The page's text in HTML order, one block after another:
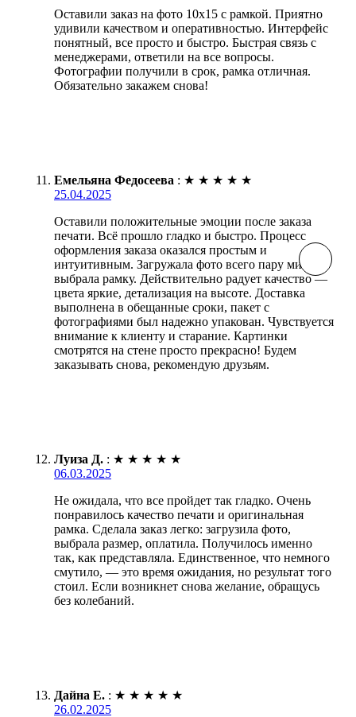
Оставили заказ на фото 10х15 с рамкой. Приятно
удивили качеством и оперативностью. Интерфейс
понятный, все просто и быстро. Быстрая связь с
менеджерами, ответили на все вопросы.
Фотографии получили в срок, рамка отличная.
Обязательно закажем снова!
Емельяна Федосеева : ★ ★ ★ ★ ★
25.04.2025
Оставили положительные эмоции после заказа
печати. Всё прошло гладко и быстро. Процесс
оформления заказа оказался простым и
интуитивным. Загружала фото всего пару минут,
выбрала рамку. Действительно радует качество —
цвета яркие, детализация на высоте. Доставка
выполнена в обещанные сроки, пакет с
фотографиями был надежно упакован. Чувствуется
внимание к клиенту и старание. Картинки
смотрятся на стене просто прекрасно! Будем
заказывать снова, рекомендую друзьям.
Луиза Д. : ★ ★ ★ ★ ★
06.03.2025
Не ожидала, что все пройдет так гладко. Очень
понравилось качество печати и оригинальная
рамка. Сделала заказ легко: загрузила фото,
выбрала размер, оплатила. Получилось именно
так, как представляла. Единственное, что немного
смутило, — это время ожидания, но результат того
стоил. Если возникнет снова желание, обращусь
без колебаний.
Дайна Е. : ★ ★ ★ ★ ★
26.02.2025